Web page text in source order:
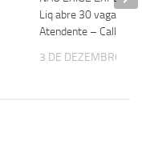
Liq abre 30 vagas
Atendente – Call
3 DE DEZEMBRO